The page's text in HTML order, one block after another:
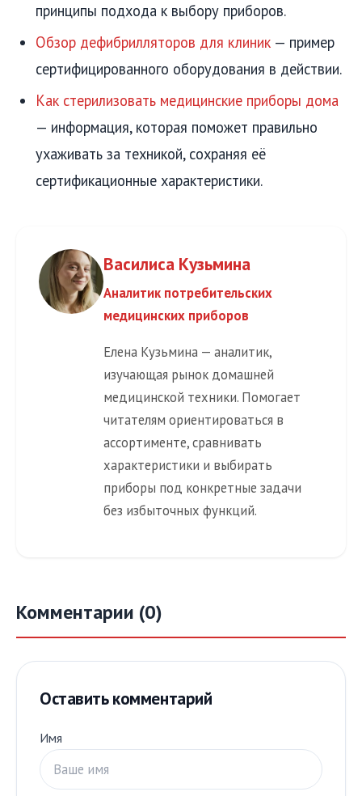
принципы подхода к выбору приборов.
Обзор дефибрилляторов для клиник — пример
сертифицированного оборудования в действии.
Как стерилизовать медицинские приборы дома
— информация, которая поможет правильно
ухаживать за техникой, сохраняя её
сертификационные характеристики.
Василиса Кузьмина
Аналитик потребительских
медицинских приборов
Елена Кузьмина — аналитик,
изучающая рынок домашней
медицинской техники. Помогает
читателям ориентироваться в
ассортименте, сравнивать
характеристики и выбирать
приборы под конкретные задачи
без избыточных функций.
Комментарии (0)
Оставить комментарий
Имя